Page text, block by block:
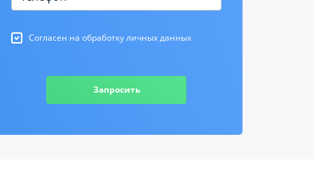
Согласен на обработку личных данных
Запросить